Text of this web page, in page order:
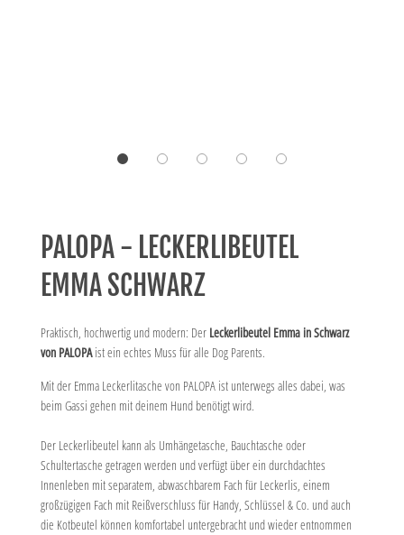
PALOPA - LECKERLIBEUTEL
EMMA SCHWARZ
Praktisch, hochwertig und modern: Der Leckerlibeutel Emma in Schwarz
von PALOPA ist ein echtes Muss für alle Dog Parents.
Mit der Emma Leckerlitasche von PALOPA ist unterwegs alles dabei, was
beim Gassi gehen mit deinem Hund benötigt wird.
Der Leckerlibeutel kann als Umhängetasche, Bauchtasche oder
Schultertasche getragen werden und verfügt über ein durchdachtes
Innenleben mit separatem, abwaschbarem Fach für Leckerlis, einem
großzügigen Fach mit Reißverschluss für Handy, Schlüssel & Co. und auch
die Kotbeutel können komfortabel untergebracht und wieder entnommen